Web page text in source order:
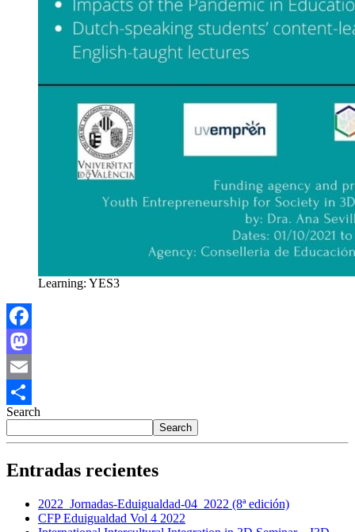
Learning: YES3
Facebook
Mastodon
Email
Share
Search
Search
Entradas recientes
2022_Jornadas-Eduigualdad-04_2022 (8ª edición)
CFP Eduigualdad Vol 4 2022